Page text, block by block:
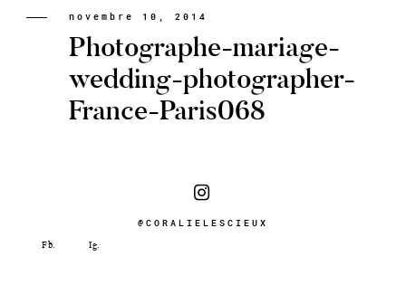
Portfolio
A PROPOS CORALIE
novembre 10, 2014
Photographe-mariage-
wedding-photographer-
France-Paris068
@CORALIELESCIEUX